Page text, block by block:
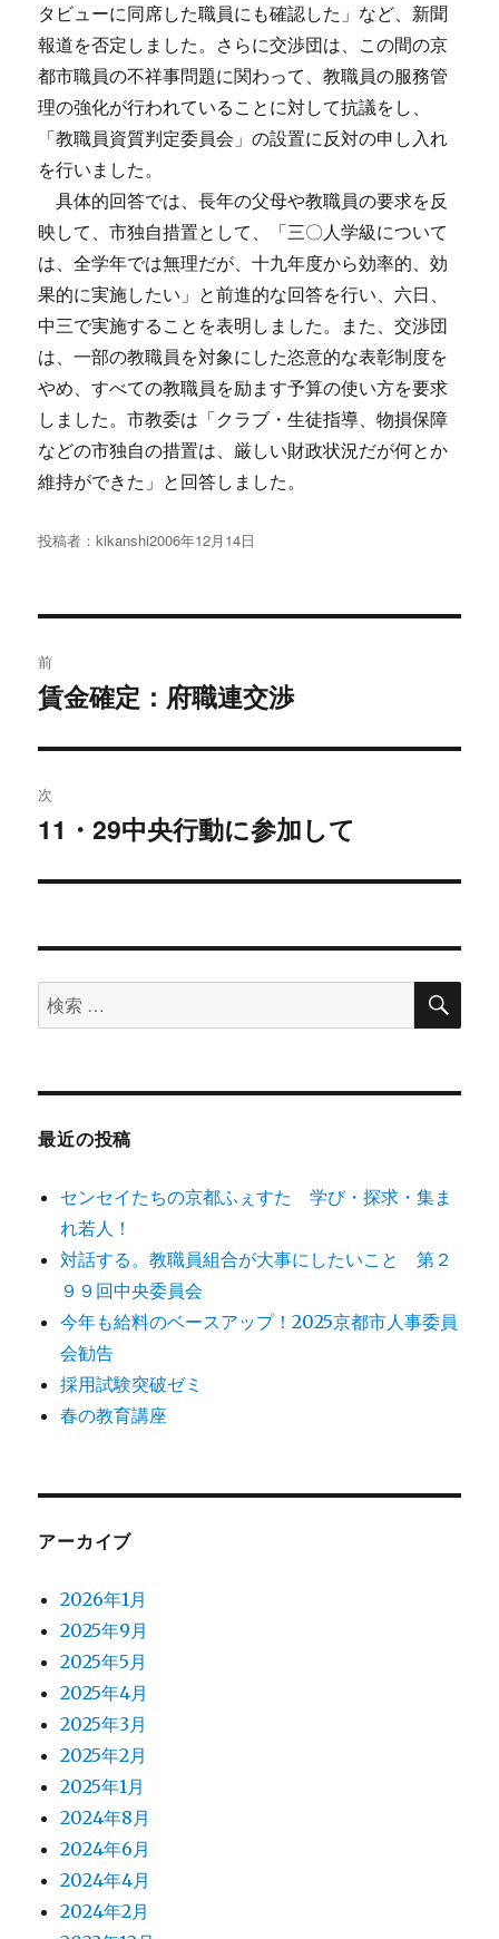
タビューに同席した職員にも確認した」など、新聞
報道を否定しました。さらに交渉団は、この間の京
都市職員の不祥事問題に関わって、教職員の服務管
理の強化が行われていることに対して抗議をし、
「教職員資質判定委員会」の設置に反対の申し入れ
を行いました。
具体的回答では、長年の父母や教職員の要求を反
映して、市独自措置として、「三〇人学級について
は、全学年では無理だが、十九年度から効率的、効
果的に実施したい」と前進的な回答を行い、六日、
中三で実施することを表明しました。また、交渉団
は、一部の教職員を対象にした恣意的な表彰制度を
やめ、すべての教職員を励ます予算の使い方を要求
しました。市教委は「クラブ・生徒指導、物損保障
などの市独自の措置は、厳しい財政状況だが何とか
維持ができた」と回答しました。
投稿者：kikanshi投
2006年12月14日
稿
ビ
ゲ
ー
ン
前
過
の
投
稿:
賃金確定：府職連交渉
次
次
投
11・29中央行動に参加して
検
索
象:
検
最近の投稿
センセイたちの京都ふぇすた 学び・探求・集ま
れ若人！
対話する。教職員組合が大事にしたいこと 第２
９９回中央委員会
今年も給料のベースアップ！2025京都市人事委員
会勧告
採用試験突破ゼミ
春の教育講座
アーカイブ
2026年1月
2025年9月
2025年5月
2025年4月
2025年3月
2025年2月
2025年1月
2024年8月
2024年6月
2024年4月
2024年2月